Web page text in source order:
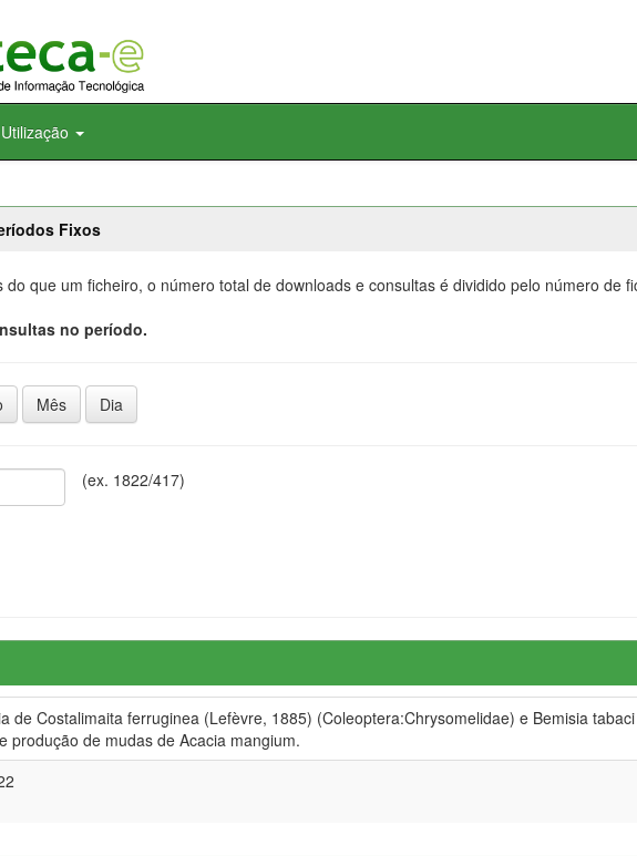
Utilização
Fixos
do que um ficheiro, o número total de downloads e consultas é dividido pelo número de
no período.
Mês Dia
(ex. 1822/417)
de Costalimaita ferruginea (Lefèvre, 1885) (Coleoptera:Chrysomelidae) e Bemisia
produção de mudas de Acacia mangium.